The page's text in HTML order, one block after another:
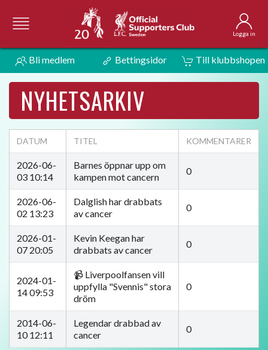
Logga in
Bli medlem Bettingsidor Till klubbshopen
NYHETSARKIV
DATUM TITEL KOMMENTARER
2026-06-
03 10:14
Barnes öppnar upp om
kampen mot cancern
0
2026-06-
02 13:23
Dalglish har drabbats
av cancer
0
2026-01-
07 20:05
Kevin Keegan har
drabbats av cancer
0
2024-01-
14 09:53
📹 Liverpoolfansen vill
uppfylla "Svennis" stora
dröm
0
2014-06-
10 12:11
Legendar drabbad av
cancer
0